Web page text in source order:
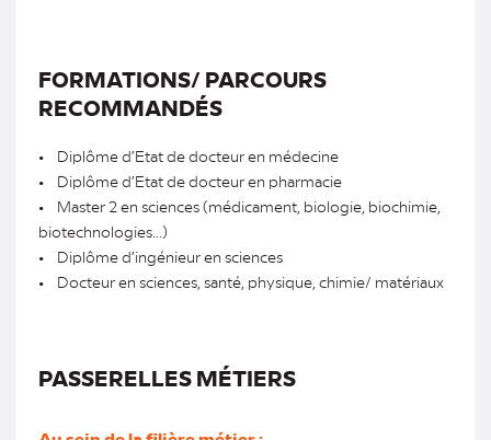
FORMATIONS/ PARCOURS
RECOMMANDÉS
• Diplôme d’Etat de docteur en médecine
• Diplôme d’Etat de docteur en pharmacie
• Master 2 en sciences (médicament, biologie, biochimie,
biotechnologies...)
• Diplôme d’ingénieur en sciences
• Docteur en sciences, santé, physique, chimie/ matériaux
PASSERELLES MÉTIERS